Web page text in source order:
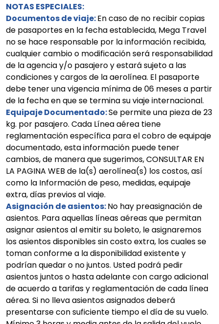
NOTAS ESPECIALES:
Documentos de viaje:En caso de no recibir copias
de pasaportes en la fecha establecida, Mega Travel
no se hace responsable por la información recibida,
cualquier cambio o modificación será responsabilidad
de la agencia y/o pasajero y estará sujeto a las
condiciones y cargos de la aerolínea. El pasaporte
debe tener una vigencia mínima de 06 meses a partir
de la fecha en que se termina su viaje internacional.
Equipaje Documentado:Se permite una pieza de 23
kg. por pasajero. Cada Línea aérea tiene
reglamentación específica para el cobro de equipaje
documentado, esta información puede tener
cambios, de manera que sugerimos, CONSULTAR EN
LA PAGINA WEB de la(s) aerolínea(s) los costos, así
como la Información de peso, medidas, equipaje
extra, días previos al viaje.
Asignación de asientos:No hay preasignación de
asientos. Para aquellas líneas aéreas que permitan
asignar asientos al emitir su boleto, le asignaremos
los asientos disponibles sin costo extra, los cuales se
toman conforme a la disponibilidad existente y
podrían quedar o no juntos. Usted podrá pedir
asientos juntos o hasta adelante con cargo adicional
de acuerdo a tarifas y reglamentación de cada línea
aérea. Si no lleva asientos asignados deberá
presentarse con suficiente tiempo el día de su vuelo.